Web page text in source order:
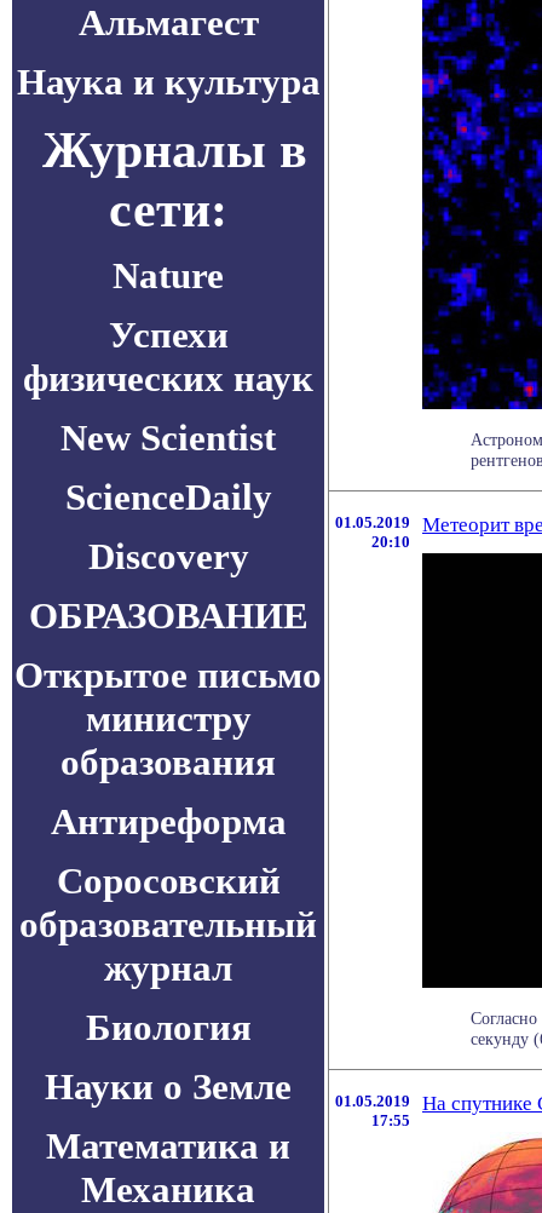
Альмагест
Наука и культура
Журналы в
сети:
Nature
Успехи
физических наук
New Scientist
ScienceDaily
Discovery
ОБРАЗОВАНИЕ
Открытое письмо
министру
образования
Антиреформа
Соросовский
образовательный
журнал
Биология
Науки о Земле
Математика и
Механика
01.05.2019
20:10
Метеорит
секунду
01.05.2019
17:55
На спутнике